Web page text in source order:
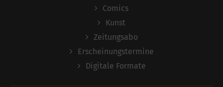
Comics
Kunst
Zeitungsabo
Erscheinungstermine
Digitale Formate